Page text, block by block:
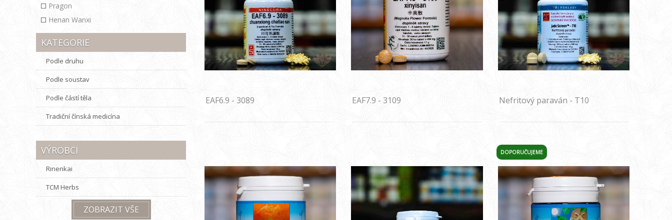
EAF6.9 - 3089 EAF7.9 - 3109 Nefritový paraván - T10
DOPORUČUJEME
Pragon
Henan Wanxi
KATEGORIE
Podle druhu
Podle soustav
Podle částí těla
Tradiční čínská medicína
VÝROBCI
Rinenkai
TCM Herbs
ZOBRAZIT VŠE